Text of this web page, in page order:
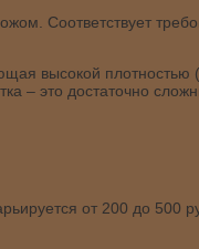
Соответствует
высокой плотностью
– это достаточно
от 200 до 500